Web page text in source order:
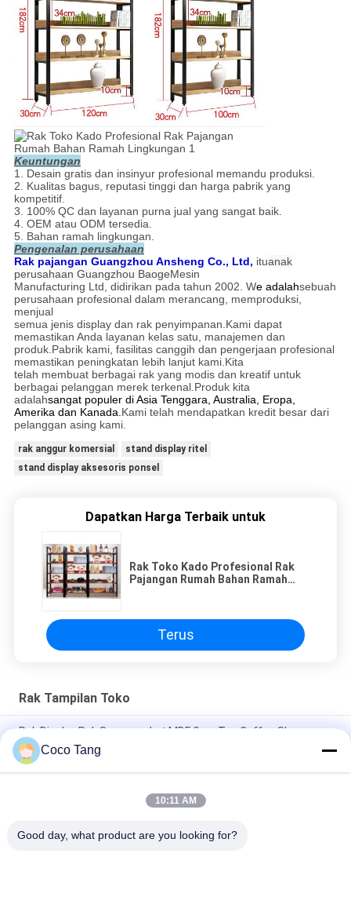
Keuntungan
1. Desain gratis dan insinyur profesional memandu produksi.
2. Kualitas bagus, reputasi tinggi dan harga pabrik yang
kompetitif.
3. 100% QC dan layanan purna jual yang sangat baik.
4. OEM atau ODM tersedia.
5. Bahan ramah lingkungan.
Pengenalan perusahaan
Rak pajangan Guangzhou Ansheng Co., Ltd, ituanak
perusahaan Guangzhou BaogeMesin
Manufacturing Ltd, didirikan pada tahun 2002. We adalahsebuah
perusahaan profesional dalam merancang, memproduksi,
menjual
semua jenis display dan rak penyimpanan.Kami dapat
memastikan Anda layanan kelas satu, manajemen dan
produk.Pabrik kami, fasilitas canggih dan pengerjaan profesional
memastikan peningkatan lebih lanjut kami.Kita
telah membuat berbagai rak yang modis dan kreatif untuk
berbagai pelanggan merek terkenal.Produk kita
adalahsangat populer di Asia Tenggara, Australia, Eropa,
Amerika dan Kanada. Kami telah mendapatkan kredit besar dari
pelanggan asing kami.
rak anggur komersial
stand display ritel
stand display aksesoris ponsel
Dapatkan Harga Terbaik untuk
Rak Toko Kado Profesional Rak
Pajangan Rumah Bahan Ramah
Terus
Rak Tampilan Toko
Rak Display Rak Supermarket MDF Grey Tea Coffee Shop
Rak Pajangan Toko Patung Besar FRP Statue Visual
Merchandising Display Props
Tampilan Ritel Cukup Kuat Stand / Racks Display Logam Untuk
Coco Tang
10:11 AM
Good day, what product are you looking for?